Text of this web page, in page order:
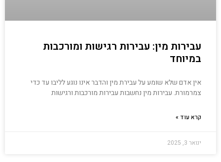
עבירות מין: עבירות רגישות ומורכבות
במיוחד
אין אדם שלא שומע על עבירת מין והדבר אינו נוגע לליבו עד כדי
צמרמורת. עבירות מין נחשבות עבירות מורכבות ורגישות
קרא עוד »
ינואר 3, 2025